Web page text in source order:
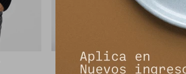
Sweater Hiedra - Negro